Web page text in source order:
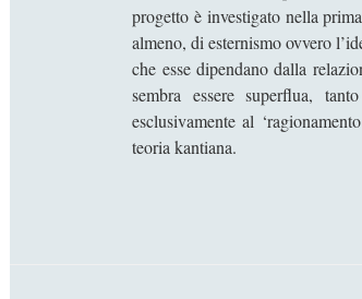
progetto è investigato nella
almeno, di esternismo ovvero
che esse dipendano dalla
sembra essere superflua,
esclusivamente al
teoria kantiana.